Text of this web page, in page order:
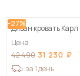
Сначала
-27%
Диван кровать Карл
Цена
42 490 31 230
за 1 день